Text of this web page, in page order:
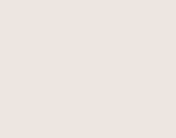
se på.